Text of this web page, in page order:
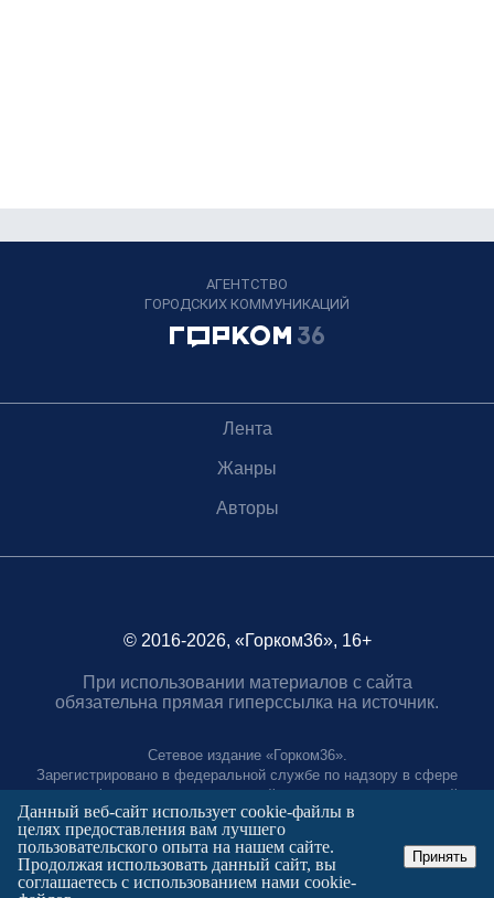
АГЕНТСТВО
ГОРОДСКИХ КОММУНИКАЦИЙ
Лента
Жанры
Авторы
© 2016-2026, «Горком36», 16+
При использовании материалов с сайта
обязательна прямая гиперссылка на источник.
Сетевое издание «Горком36».
Зарегистрировано в федеральной службе по надзору в сфере
связи, информационных технологий и массовых коммуникаций.
Регистрационный номер ЭЛ № ФС77-88966 от 21 января 2025 г.
Учредитель: Муниципальное автономное учреждение "Агентство
городских коммуникаций"
Главный редактор:
Данный веб-сайт использует cookie-файлы в
целях предоставления вам лучшего
пользовательского опыта на нашем сайте.
Продолжая использовать данный сайт, вы
соглашаетесь с использованием нами cookie-
Принять